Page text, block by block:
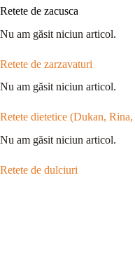
Retete de zacusca
Nu am găsit niciun articol.
Retete de zarzavaturi
Nu am găsit niciun articol.
Retete dietetice (Dukan,
Nu am găsit niciun articol.
Retete de dulciuri